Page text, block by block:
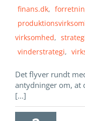
finans.dk,
virksomhed,
vinderstrategi,
Det flyver rundt
antydninger om, at
[...]